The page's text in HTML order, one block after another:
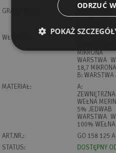
GRAMATURA:
B: 235 G/M2
C: 190 G/M2
WŁÓKNO:
MIKRONA
WARSTWA
18,7 MIKRONA
B: WARSTWA
MATERIAŁ:
A:
WEŁNA
5% JEDWAB
WARSTWA
100% WEŁNA
ART.NR.:
GO 158 125
STATUS:
DOSTĘPNY
ODRZUĆ
POKAŻ